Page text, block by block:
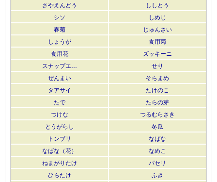
さやえんどう
ししとう
シソ
しめじ
春菊
じゅんさい
しょうが
食用菊
食用花
ズッキーニ
スナップエ…
せり
ぜんまい
そらまめ
タアサイ
たけのこ
たで
たらの芽
つけな
つるむらさき
とうがらし
冬瓜
トンブリ
なばな
なばな（花）
なめこ
ねまがりたけ
パセリ
ひらたけ
ふき